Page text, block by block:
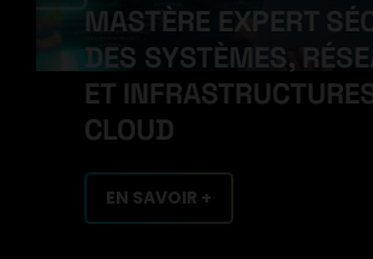
MASTÈRE EXPERT
DES SYSTÈMES,
ET
CLOUD
EN SAVOIR +